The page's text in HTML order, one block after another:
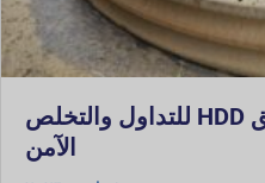
دراسة حالة: تصلب معلق HDD للتداول والتخلص
الآمن